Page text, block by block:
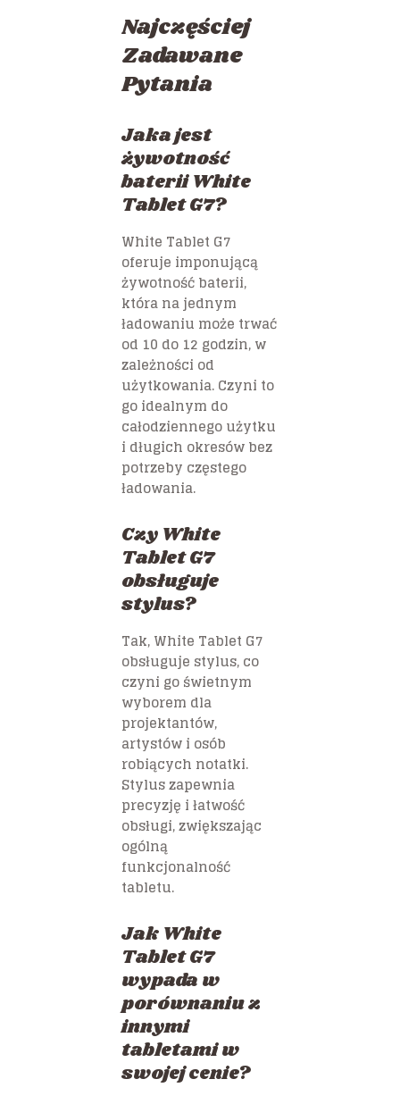
Najczęściej
Zadawane
Pytania
Jaka jest
żywotność
baterii White
Tablet G7?
White Tablet G7
oferuje imponującą
żywotność baterii,
która na jednym
ładowaniu może trwać
od 10 do 12 godzin, w
zależności od
użytkowania. Czyni to
go idealnym do
całodziennego użytku
i długich okresów bez
potrzeby częstego
ładowania.
Czy White
Tablet G7
obsługuje
stylus?
Tak, White Tablet G7
obsługuje stylus, co
czyni go świetnym
wyborem dla
projektantów,
artystów i osób
robiących notatki.
Stylus zapewnia
precyzję i łatwość
obsługi, zwiększając
ogólną
funkcjonalność
tabletu.
Jak White
Tablet G7
wypada w
porównaniu z
innymi
tabletami w
swojej cenie?